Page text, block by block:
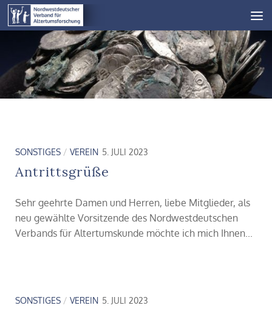
Unter dem Inhalt
SONSTIGES / VEREIN 5. JULI 2023
Antrittsgrüße
Sehr geehrte Damen und Herren, liebe Mitglieder, als
neu gewählte Vorsitzende des Nordwestdeutschen
Verbands für Altertumskunde möchte ich mich Ihnen...
SONSTIGES / VEREIN 5. JULI 2023